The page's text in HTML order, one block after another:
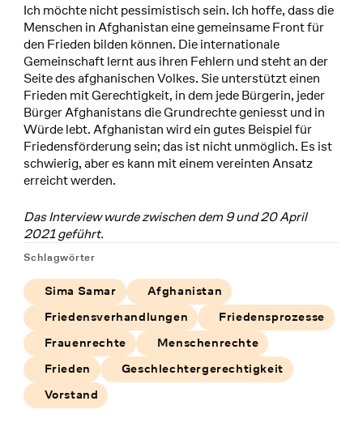
Ich möchte nicht pessimistisch sein. Ich hoffe, dass die
Menschen in Afghanistan eine gemeinsame Front für
den Frieden bilden können. Die internationale
Gemeinschaft lernt aus ihren Fehlern und steht an der
Seite des afghanischen Volkes. Sie unterstützt einen
Frieden mit Gerechtigkeit, in dem jede Bürgerin, jeder
Bürger Afghanistans die Grundrechte geniesst und in
Würde lebt. Afghanistan wird ein gutes Beispiel für
Friedensförderung sein; das ist nicht unmöglich. Es ist
schwierig, aber es kann mit einem vereinten Ansatz
erreicht werden.
Das Interview wurde zwischen dem 9 und 20 April
2021 geführt.
Schlagwörter
Sima Samar
Afghanistan
Friedensverhandlungen
Friedensprozesse
Frauenrechte
Menschenrechte
Frieden
Geschlechtergerechtigkeit
Vorstand